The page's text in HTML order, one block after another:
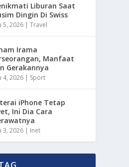
Liburan Saat
Dingin Di Swiss
5, 2026 |Travel
Irama
Manfaat
Gerakannya
4, 2026 | Sport
iPhone Tetap
Ini Dia Cara
3, 2026 | Inet